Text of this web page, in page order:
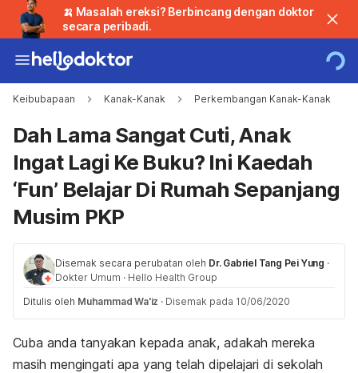
🍌 Masalah ereksi? Berbincang dengan doktor
secara peribadi.
Keibubapaan Kanak-Kanak Perkembangan Kanak-Kanak
Dah Lama Sangat Cuti, Anak
Ingat Lagi Ke Buku? Ini Kaedah
‘Fun’ Belajar Di Rumah Sepanjang
Musim PKP
Disemak secara perubatan oleh Dr. Gabriel Tang Pei Yung ·
Dokter Umum · Hello Health Group
Ditulis oleh Muhammad Wa'iz · Disemak pada 10/06/2020
Cuba anda tanyakan kepada anak, adakah mereka
masih mengingati apa yang telah dipelajari di sekolah